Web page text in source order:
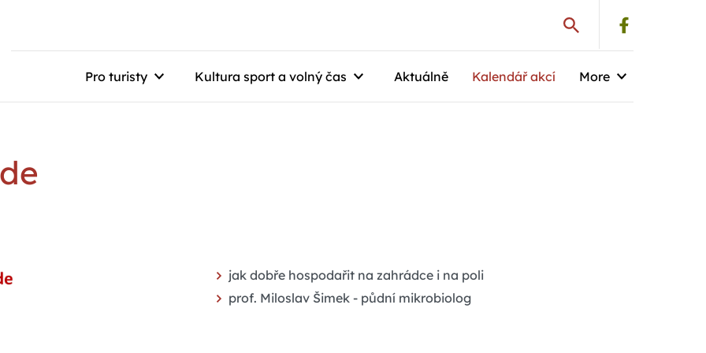
Pro turisty Kultura sport a volný čas Aktuálně Kalendář akcí More
jak dobře hospodařit na zahrádce i na poli
prof. Miloslav Šimek - půdní mikrobiolog